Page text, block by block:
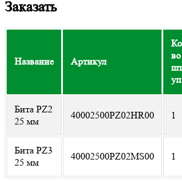
Заказать
Название Артикул
во
уп
Бита PZ2
25 мм
40002500PZ02HR00 1
Бита PZ3
25 мм
40002500PZ02MS00 1